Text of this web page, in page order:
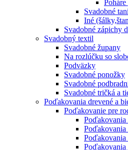
Poháre
Svadobné
Iné
Svadobné zápichy
Svadobný textil
Svadobné župany
Na rozlúčku so
Podväzky
Svadobné ponožky
Svadobné
Svadobné tričká a
Poďakovania drevené a
Poďakovanie pre
Poďakovania
Poďakovania
Poďakovania